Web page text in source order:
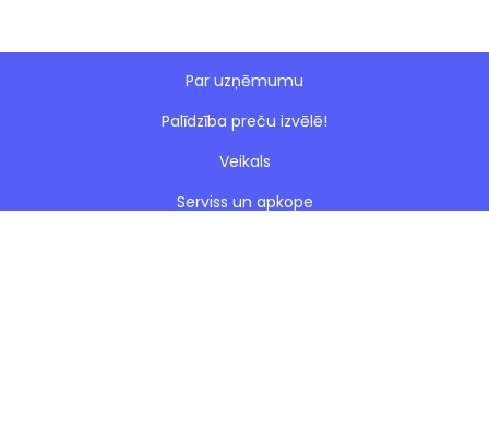
Par uzņēmumu
Palīdzība preču izvēlē!
Veikals
Serviss un apkope